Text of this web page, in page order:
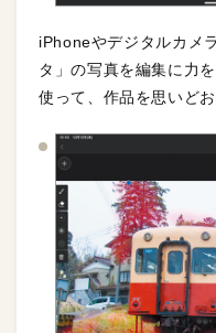
iPhoneやデジタルカメ
タ」の写真を編集に力
使って、作品を思いど